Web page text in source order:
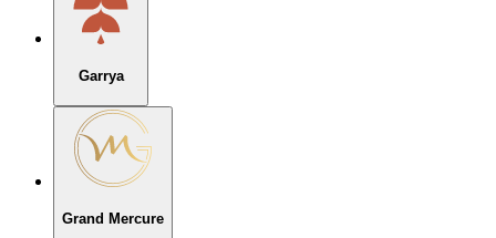
Garrya
Grand Mercure